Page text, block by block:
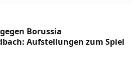
Borussia
Aufstellungen zum Spiel